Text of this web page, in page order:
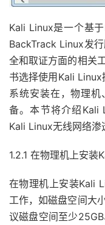
Kali Linux是一个基
BackTrack Linux发
全和取证方面的相关
书选择使用Kali
系统安装在，物理
备。本节将介绍Kali
Kali Linux无线网络渗
1.2.1 在物理机上安装
在物理机上安装Kali
工作，如磁盘空间大
议磁盘空间至少